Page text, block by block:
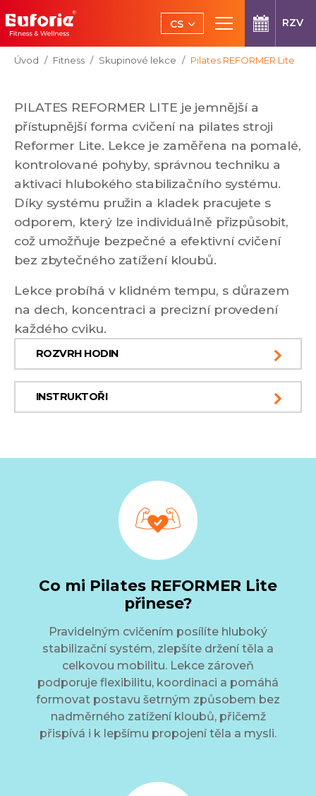
Přeskočit na hlavní obsah
CS
EN
RZV
Jsi tady:
Úvod Fitness Skupinové lekce Pilates REFORMER Lite
PILATES REFORMER LITE je jemnější a
přístupnější forma cvičení na pilates stroji
Reformer Lite. Lekce je zaměřena na pomalé,
kontrolované pohyby, správnou techniku a
aktivaci hlubokého stabilizačního systému.
Díky systému pružin a kladek pracujete s
odporem, který lze individuálně přizpůsobit,
což umožňuje bezpečné a efektivní cvičení
bez zbytečného zatížení kloubů.
Lekce probíhá v klidném tempu, s důrazem
na dech, koncentraci a precizní provedení
každého cviku.
ROZVRH HODIN
INSTRUKTOŘI
Co mi Pilates REFORMER Lite
přinese?
Pravidelným cvičením posílíte hluboký
stabilizační systém, zlepšíte držení těla a
celkovou mobilitu. Lekce zároveň
podporuje flexibilitu, koordinaci a pomáhá
formovat postavu šetrným způsobem bez
nadměrného zatížení kloubů, přičemž
přispívá i k lepšímu propojení těla a mysli.